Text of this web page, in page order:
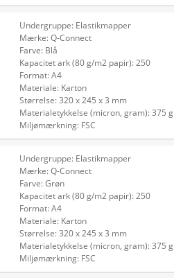
Undergruppe: Elastikmapper
Mærke: Q-Connect
Farve: Blå
Kapacitet ark (80 g/m2 papir): 250
Format: A4
Materiale: Karton
Størrelse: 320 x 245 x 3 mm
Materialetykkelse (micron, gram): 375 g
Miljømærkning: FSC
Undergruppe: Elastikmapper
Mærke: Q-Connect
Farve: Grøn
Kapacitet ark (80 g/m2 papir): 250
Format: A4
Materiale: Karton
Størrelse: 320 x 245 x 3 mm
Materialetykkelse (micron, gram): 375 g
Miljømærkning: FSC